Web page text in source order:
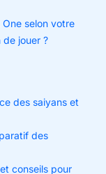
selon votre
jouer ?
des saiyans et
des
conseils pour